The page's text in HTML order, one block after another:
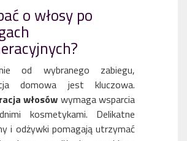
o włosy po
od wybranego zabiegu,
domowa jest kluczowa.
włosów wymaga wsparcia
kosmetykami. Delikatne
i odżywki pomagają utrzymać